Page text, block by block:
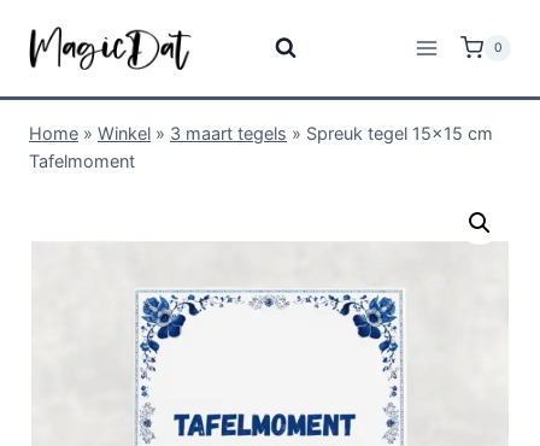
0
Home » Winkel » 3 maart tegels » Spreuk tegel 15×15 cm
Tafelmoment